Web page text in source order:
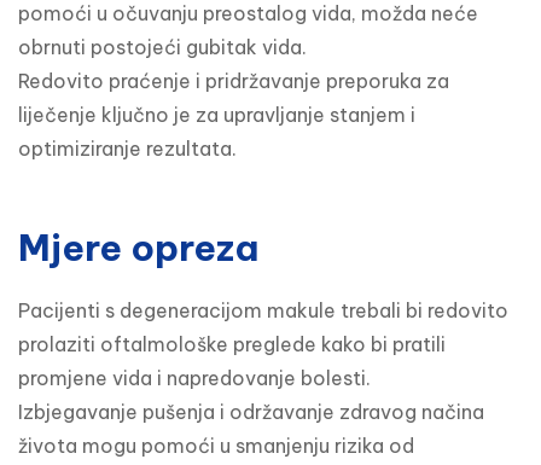
pomoći u očuvanju preostalog vida, možda neće
obrnuti postojeći gubitak vida.
Redovito praćenje i pridržavanje preporuka za
liječenje ključno je za upravljanje stanjem i
optimiziranje rezultata.
Mjere opreza
Pacijenti s degeneracijom makule trebali bi redovito
prolaziti oftalmološke preglede kako bi pratili
promjene vida i napredovanje bolesti.
Izbjegavanje pušenja i održavanje zdravog načina
života mogu pomoći u smanjenju rizika od